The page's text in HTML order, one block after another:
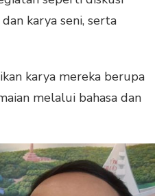
karya seni, serta
karya mereka berupa
melalui bahasa dan